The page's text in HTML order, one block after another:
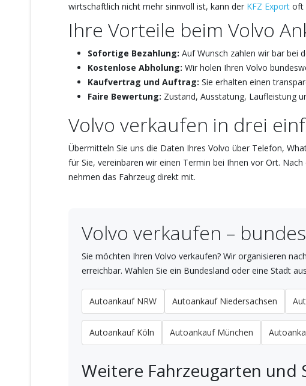
wirtschaftlich nicht mehr sinnvoll ist, kann der KFZ Export oft
Ihre Vorteile beim Volvo
Sofortige Bezahlung: Auf Wunsch zahlen wir bar bei
Kostenlose Abholung: Wir holen Ihren Volvo
Kaufvertrag und Auftrag: Sie erhalten einen
Faire Bewertung: Zustand, Ausstatung, Laufleistung
Volvo verkaufen in drei
Übermitteln Sie uns die Daten Ihres Volvo über Telefon,
für Sie, vereinbaren wir einen Termin bei Ihnen vor Ort.
nehmen das Fahrzeug direkt mit.
Volvo verkaufen –
Sie möchten Ihren Volvo verkaufen? Wir organisieren
erreichbar. Wählen Sie ein Bundesland oder eine Stadt
Autoankauf NRW Autoankauf Niedersachsen
Autoankauf Köln Autoankauf München
Weitere Fahrzeugarten und